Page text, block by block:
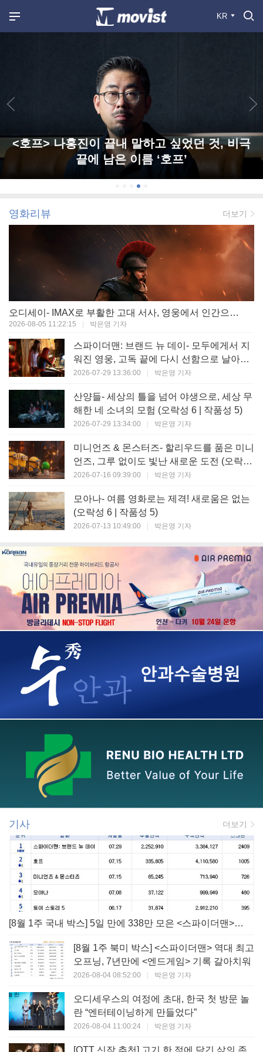
KR
<호프> 나홍진이 끝내 말하고 싶었던 것, 비극
끝에 남은 이름 ‘호프’
영화리뷰 더보기
오디세이- IMAX로 부활한 고대 서사, 영웅에서 인간으로의 귀환 (오락성 9 | 작품성 9)
2026-08-05 11:22:15 박은영 기자
스파이더맨: 브랜드 뉴 데이- 모두에게서 지
워진 영웅, 고독 끝에 다시 선함으로 날아오
르다 (오락성 8 | 작품성 8)
2026-07-29 13:36:00 박은영 기자
산양들- 세상의 틀을 넘어 야생으로, 세상 무
해한 네 소녀의 모험 (오락성 6 | 작품성 5)
2026-07-29 13:34:00 박은영 기자
미니언즈 & 몬스터즈- 할리우드를 품은 미니
언즈, 그루 없이도 빛난 새로운 도전 (오락성
7 | 작품성 6)
2026-07-16 09:39:00 박은영 기자
모아나- 여름 영화로는 제격! 새로움은 없는
(오락성 6 | 작품성 5)
2026-07-13 10:49:00 박은영 기자
기사 더보기
[8월 1주 국내 박스] 5일 만에 338만 모은 <스파이더맨> 극장가 235% 대반등, <호프>는 400만 돌파
[8월 1주 북미 박스] <스파이더맨> 역대 최고
오프닝, 7년만에 <엔드게임> 기록 갈아치워
2026-08-04 08:52:00 | 박은영 기자
오디세우스의 여정에 초대, 한국 첫 방문 놀
란 “엔터테이닝하게 만들었다”
2026-08-04 11:00:24 | 박은영 기자
[OTT 신작 추천] 고기 한 점에 담긴 삶의 존